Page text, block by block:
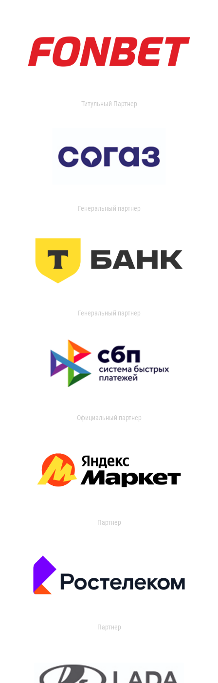
Титульный Партнер
Генеральный партнер
Генеральный партнер
Официальный партнер
Партнер
Партнер